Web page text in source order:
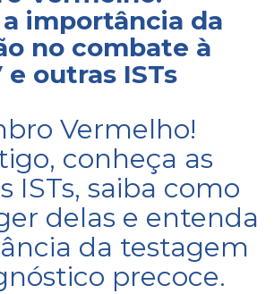
importância da
no combate à
e outras ISTs
Vermelho!
conheça as
ISTs, saiba como
delas e entenda
da testagem
precoce.